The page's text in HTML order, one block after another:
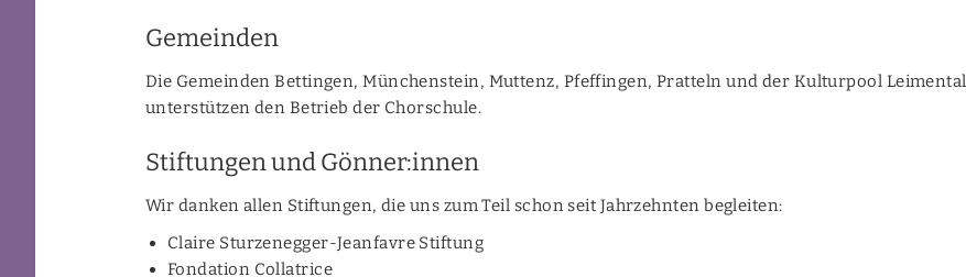
Gemeinden
Die Gemeinden Bettingen, Münchenstein, Muttenz, Pfeffingen, Pratteln und der Kulturpool Leimental
unterstützen den Betrieb der Chorschule.
Stiftungen und Gönner:innen
Wir danken allen Stiftungen, die uns zum Teil schon seit Jahrzehnten begleiten:
Claire Sturzenegger-Jeanfavre Stiftung
Fondation Collatrice